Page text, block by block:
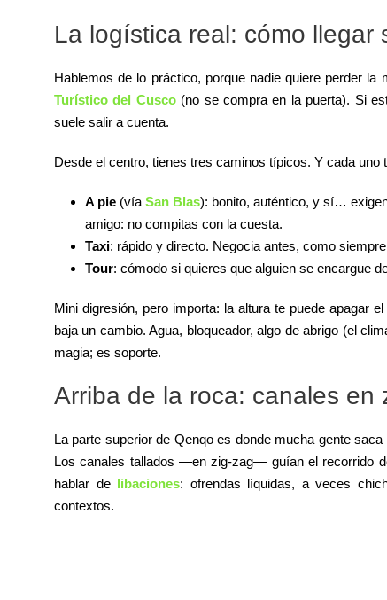
La logística real: cómo llegar
Hablemos de lo práctico, porque nadie quiere perder
Turístico del Cusco(no se compra en la puerta). Si
suele salir a cuenta.
Desde el centro, tienes tres caminos típicos. Y cada uno
A pie (vía San Blas): bonito, auténtico, y sí…
amigo: no compitas con la cuesta.
Taxi: rápido y directo. Negocia antes, como
Tour: cómodo si quieres que alguien se encargue
Mini digresión, pero importa: la altura te puede apagar
baja un cambio. Agua, bloqueador, algo de abrigo (el
magia; es soporte.
Arriba de la roca: canales en
La parte superior de Qenqo es donde mucha gente
Los canales tallados —en zig-zag— guían el recorrido
hablar de libaciones: ofrendas líquidas, a veces
contextos.